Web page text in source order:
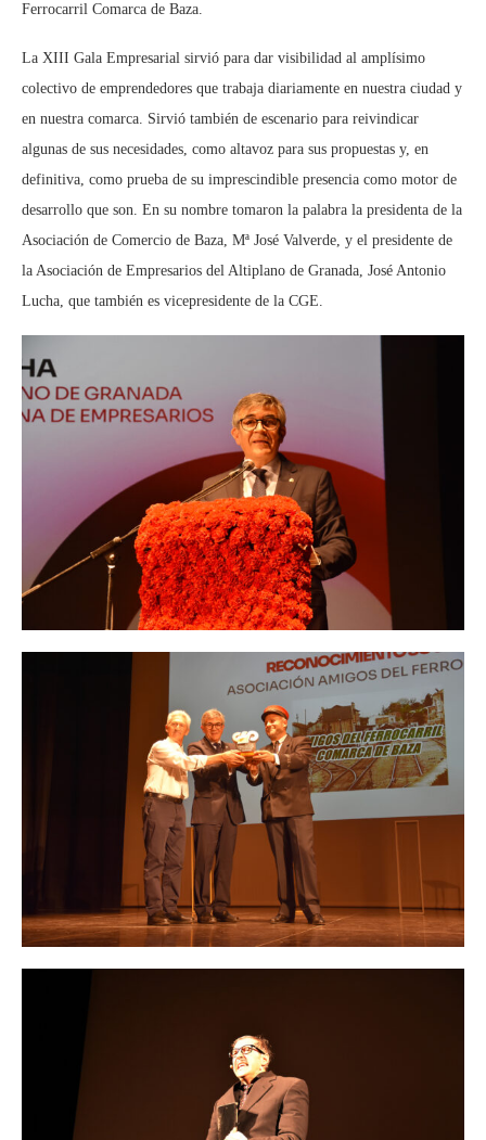
Ferrocarril Comarca de Baza.
La XIII Gala Empresarial sirvió para dar visibilidad al amplísimo
colectivo de emprendedores que trabaja diariamente en nuestra ciudad y
en nuestra comarca. Sirvió también de escenario para reivindicar
algunas de sus necesidades, como altavoz para sus propuestas y, en
definitiva, como prueba de su imprescindible presencia como motor de
desarrollo que son. En su nombre tomaron la palabra la presidenta de la
Asociación de Comercio de Baza, Mª José Valverde, y el presidente de
la Asociación de Empresarios del Altiplano de Granada, José Antonio
Lucha, que también es vicepresidente de la CGE.